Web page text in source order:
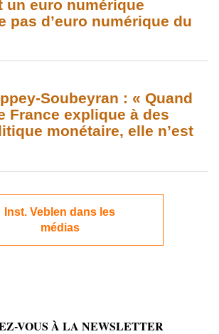
un euro numérique
pas d’euro numérique du
Soubeyran : « Quand
France explique à des
monétaire, elle n’est
Inst. Veblen dans les
médias
VOUS À LA NEWSLETTER